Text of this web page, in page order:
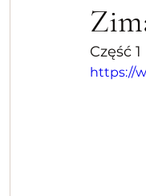
Część 1
https://